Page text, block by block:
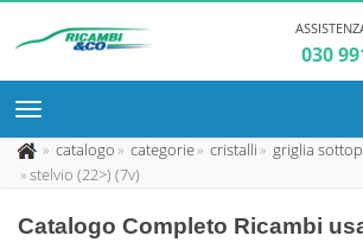
030
catalogo categorie cristalli griglia
stelvio (22>) (7v)
Catalogo Completo Ricambi